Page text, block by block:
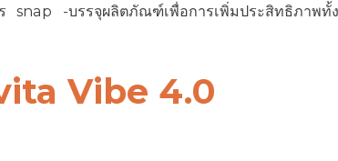
snap -บรรจุผลิตภัณฑ์เพื่อการเพิ่มประสิทธิภาพทั้
Vibe 4.0